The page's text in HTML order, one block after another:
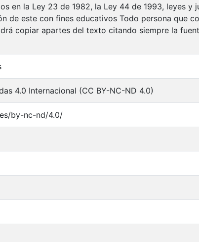
en la Ley 23 de 1982, la Ley 44 de 1993, leyes y
de este con fines educativos Todo persona que
copiar apartes del texto citando siempre la
4.0 Internacional (CC BY-NC-ND 4.0)
by-nc-nd/4.0/